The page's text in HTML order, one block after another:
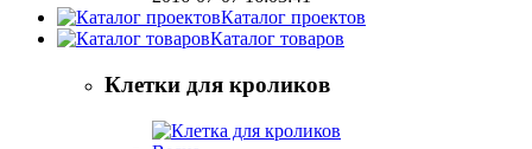
Каталог проектов
Каталог товаров
Клетки для кроликов